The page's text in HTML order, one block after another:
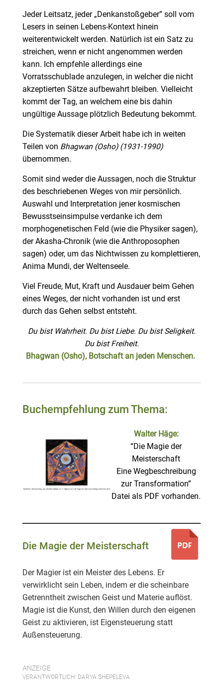
Jeder Leitsatz, jeder „Denkanstoßgeber” soll vom
Lesers in seinen Lebens-Kontext hinein
weiterentwickelt werden. Natürlich ist ein Satz zu
streichen, wenn er nicht angenommen werden
kann. Ich empfehle allerdings eine
Vorratsschublade anzulegen, in welcher die nicht
akzeptierten Sätze aufbewahrt bleiben. Vielleicht
kommt der Tag, an welchem eine bis dahin
ungültige Aussage plötzlich Bedeutung bekommt.
Die Systematik dieser Arbeit habe ich in weiten
Teilen von Bhagwan (Osho) (1931-1990)
übernommen.
Somit sind weder die Aussagen, noch die Struktur
des beschriebenen Weges von mir persönlich.
Auswahl und Interpretation jener kosmischen
Bewusstseinsimpulse verdanke ich dem
morphogenetischen Feld (wie die Physiker sagen),
der Akasha-Chronik (wie die Anthroposophen
sagen) oder, um das Nichtwissen zu komplettieren,
Anima Mundi, der Weltenseele.
Viel Freude, Mut, Kraft und Ausdauer beim Gehen
eines Weges, der nicht vorhanden ist und erst
durch das Gehen selbst entsteht.
Du bist Wahrheit. Du bist Liebe. Du bist Seligkeit.
Du bist Freiheit.
Bhagwan (Osho), Botschaft an jeden Menschen.
Buchempfehlung zum Thema:
Walter Häge:
“Die Magie der
Meisterschaft
Eine Wegbeschreibung
zur Transformation”
Datei als PDF vorhanden.
Die Magie der Meisterschaft
Der Magier ist ein Meister des Lebens. Er
verwirklicht sein Leben, indem er die scheinbare
Getrenntheit zwischen Geist und Materie auflöst.
Magie ist die Kunst, den Willen durch den eigenen
Geist zu aktivieren, ist Eigensteuerung statt
Außensteuerung.
ANZEIGE
VERANTWORTLICH: DARYA SHEPELEVA